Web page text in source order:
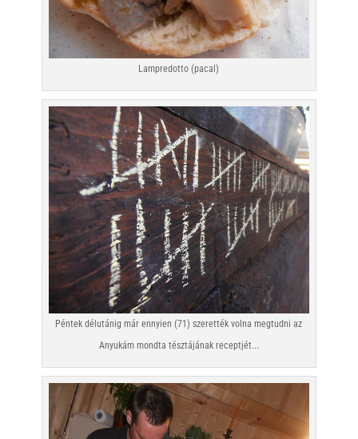
Lampredotto (pacal)
Péntek délutánig már ennyien (71) szerették volna megtudni az
Anyukám mondta tésztájának receptjét...